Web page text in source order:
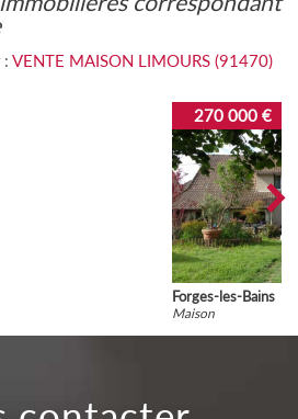
: VENTE MAISON LIMOURS (91470)
€